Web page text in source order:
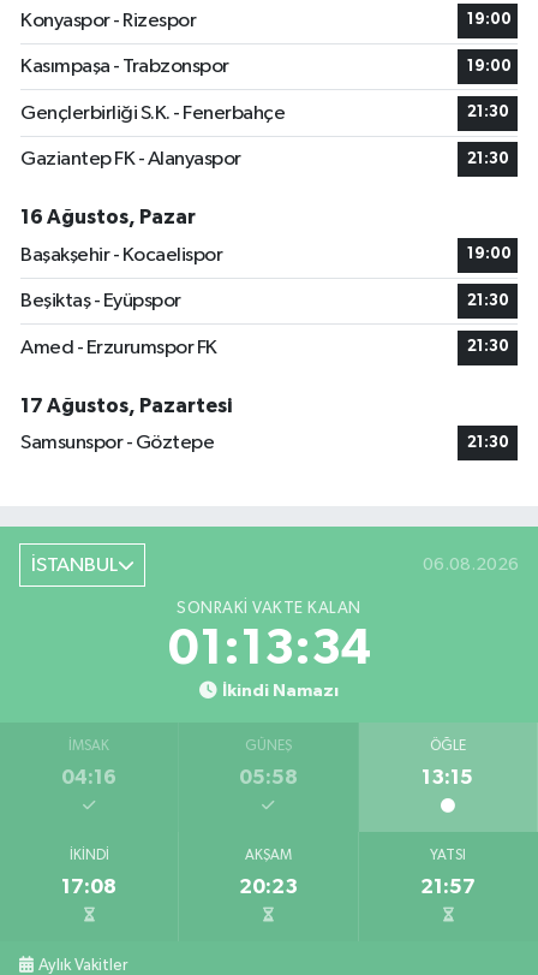
Konyaspor - Rizespor
19:00
Kasımpaşa - Trabzonspor 19:00
Gençlerbirliği S.K. - Fenerbahçe 21:30
Gaziantep FK - Alanyaspor 21:30
16 Ağustos, Pazar
Başakşehir - Kocaelispor
19:00
Beşiktaş - Eyüpspor 21:30
Amed - Erzurumspor FK 21:30
17 Ağustos, Pazartesi
Samsunspor - Göztepe
21:30
İSTANBUL 06.08.2026
SONRAKI VAKTE KALAN
01:13:33
İkindi Namazı
İMSAK
04:16
GÜNEŞ
05:58
ÖĞLE
13:15
İKINDI
17:08
AKŞAM
20:23
YATSI
21:57
Aylık Vakitler